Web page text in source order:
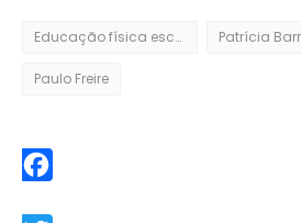
Educação física escolar
Paulo Freire